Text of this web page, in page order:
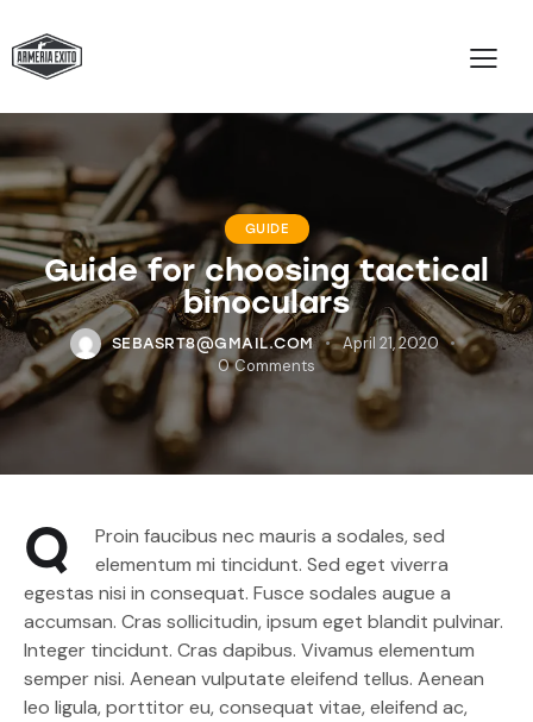
GUIDE
Guide for choosing tactical
binoculars
SEBASRT8@GMAIL.COM
April 21, 2020
0 Comments
Q
Proin faucibus nec mauris a sodales, sed
elementum mi tincidunt. Sed eget viverra
egestas nisi in consequat. Fusce sodales augue a
accumsan. Cras sollicitudin, ipsum eget blandit pulvinar.
Integer tincidunt. Cras dapibus. Vivamus elementum
semper nisi. Aenean vulputate eleifend tellus. Aenean
leo ligula, porttitor eu, consequat vitae, eleifend ac,